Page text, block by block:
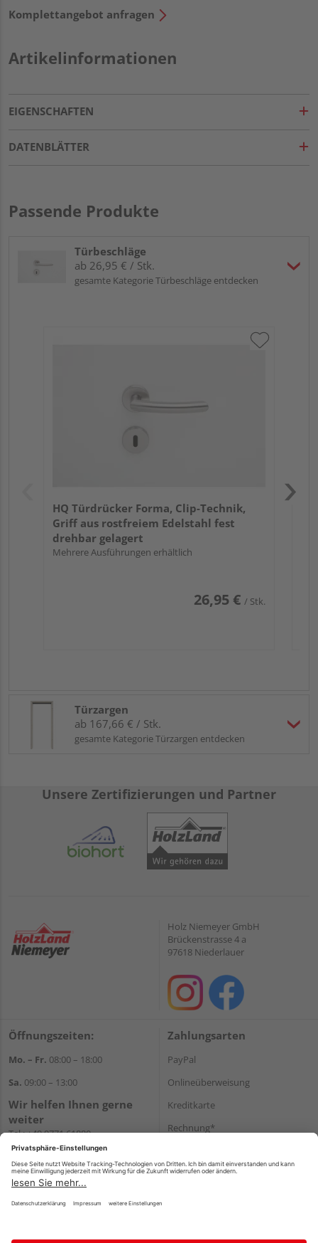
Komplettangebot anfragen
Artikelinformationen
EIGENSCHAFTEN
DATENBLÄTTER
Passende Produkte
Türbeschläge
ab 26,95 € / Stk.
gesamte Kategorie Türbeschläge entdecken
HQ Türdrücker Forma, Clip-Technik,
Griff aus rostfreiem Edelstahl fest
drehbar gelagert
Mehrere Ausführungen erhältlich
26,95 € / Stk.
Türzargen
ab 167,66 € / Stk.
gesamte Kategorie Türzargen entdecken
Unsere Zertifizierungen und Partner
Holz Niemeyer GmbH
Brückenstrasse 4 a
97618 Niederlauer
Öffnungszeiten:
Mo. – Fr. 08:00 – 18:00
Sa. 09:00 – 13:00
Wir helfen Ihnen gerne
weiter
Tel.:+49 9771 61880
E-Mail:info@holzland-
niemeyer.de
Zahlungsarten
PayPal
Onlineüberweisung
Kreditkarte
Rechnung*
Versand
Impressum AGB Widerruf Datenschutz